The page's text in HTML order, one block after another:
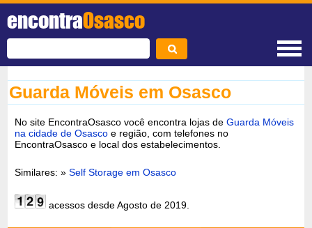
encontraOsasco
Guarda Móveis em Osasco
No site EncontraOsasco você encontra lojas deGuarda Móveis
na cidade de Osasco e região, com telefones no
EncontraOsasco e local dos estabelecimentos.
Similares: »Self Storage em Osasco
acessos desde Agosto de 2019.